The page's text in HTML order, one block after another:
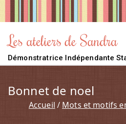
au
contenu
Les ateliers de Sandra
Démonstratrice Indépendante
Bonnet de noel
Accueil Mots et motifs